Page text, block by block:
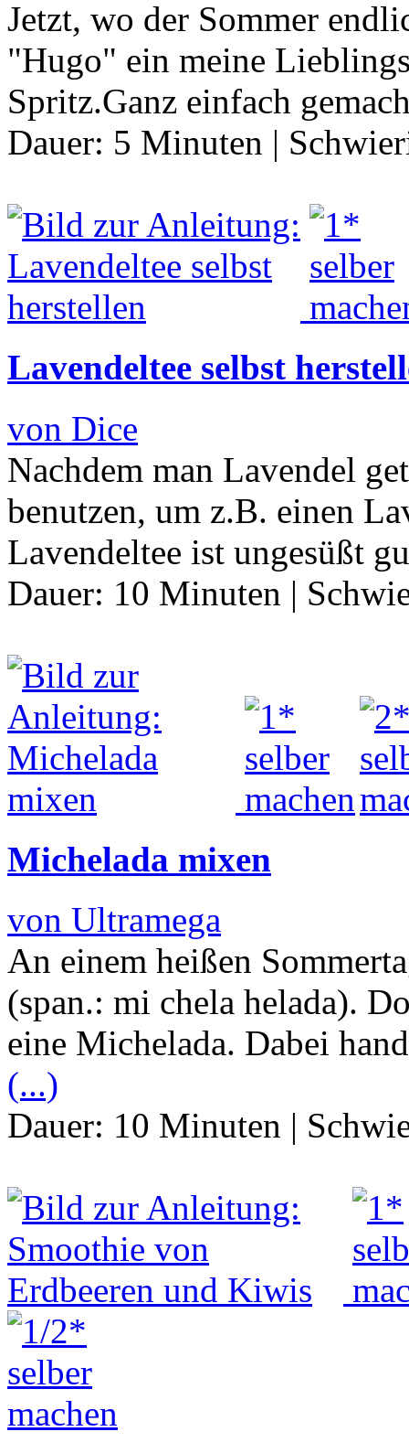
Jetzt, wo der Sommer
"Hugo" ein meine
Spritz.Ganz einfach
Dauer: 5 Minuten |
Lavendeltee selbst
von Dice
Nachdem man Lavendel
benutzen, um z.B. einen
Lavendeltee ist ungesüßt
Dauer: 10 Minuten |
Michelada mixen
von Ultramega
An einem heißen
(span.: mi chela helada).
eine Michelada. Dabei
(...)
Dauer: 10 Minuten |